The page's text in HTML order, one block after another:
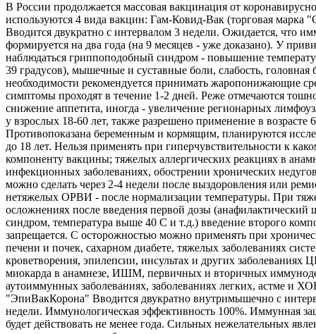
В России продолжается массовая вакцинация от
используются 4 вида вакцин: Гам-Ковид-Вак (торговая марка
Вводится двукратно с интервалом 3 недели. Ожидается, что
формируется на два года (на 9 месяцев - уже доказано). У
наблюдаться гриппоподобный синдром - повышение
39 градусов), мышечные и суставные боли, слабость, головная
необходимости рекомендуется принимать жаропонижающие
симптомы проходят в течение 1-2 дней. Реже отмечаются
снижение аппетита, иногда - увеличение регионарных
у взрослых 18-60 лет, также разрешено применение в возрасте
Противопоказана беременным и кормящим, планируются
до 18 лет. Нельзя применять при гиперчувствительности к
компоненту вакцины; тяжелых аллергических реакциях в
инфекционных заболеваниях, обострении хронических
можно сделать через 2-4 недели после выздоровления или
нетяжелых ОРВИ - после нормализации температуры. При
осложнениях после введения первой дозы
синдром, температура выше 40 С и т.д.) введение второго
запрещается. С осторожностью можно применять при
печени и почек, сахарном диабете, тяжелых заболеваниях
кроветворения, эпилепсии, инсультах и других заболеваниях
миокарда в анамнезе, ИШМ, первичных и вторичных
аутоиммунных заболеваниях, заболеваниях легких, астме и
"ЭпиВакКорона" Вводится двукратно внутримышечно с
недели. Иммунологическая эффективность 100%. Иммунная
будет действовать не менее года. Сильных нежелательных